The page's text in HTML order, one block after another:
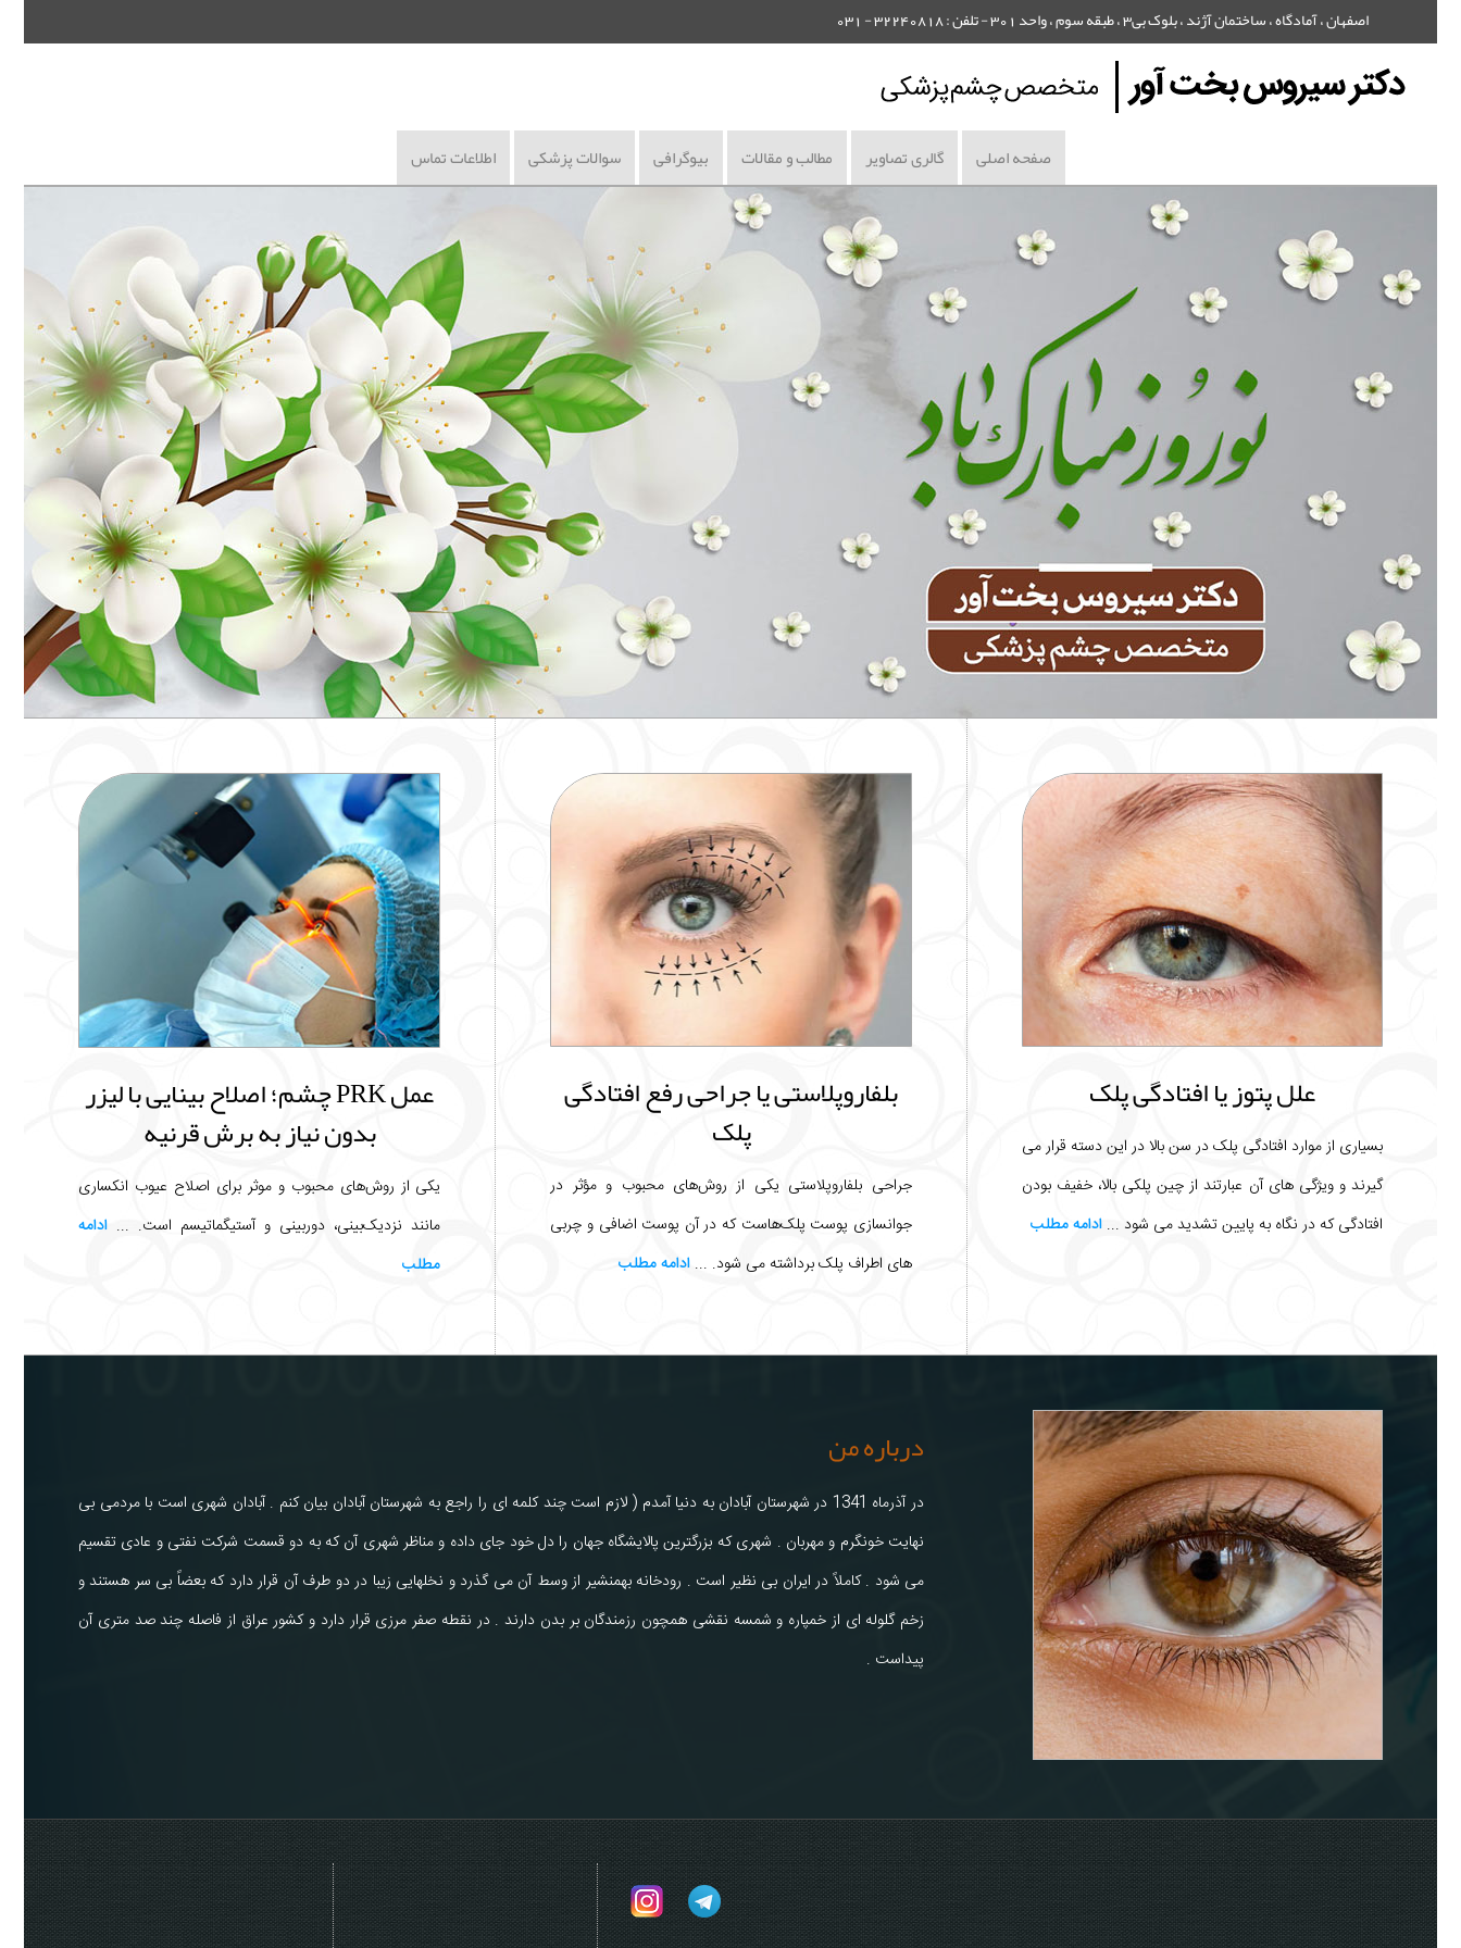
اصفهان ، آمادگاه ، ساختمان آژند ، بلوک بی3 ، طبقه سوم ، واحد 301 - تلفن : 32240818 - 031
صفحه اصلی گالری تصاویر مطالب و مقالات بیوگرافی سوالات پزشکی اطلاعات تماس
علل پتوز یا افتادگی پلک
بسیاری از موارد افتادگی پلک در سن بالا در این دسته قرار می
گیرند و ویژگی های آن عبارتند از چین پلکی بالا، خفیف بودن
افتادگی که در نگاه به پایین تشدید می شود ... ادامه مطلب
بلفاروپلاستی یا جراحی رفع افتادگی
پلک
جراحی بلفاروپلاستی یکی از روش‌های محبوب و مؤثر در
جوانسازی پوست پلک‌هاست که در آن پوست اضافی و چربی
های اطراف پلک برداشته می شود. ...ادامه مطلب
عمل PRK چشم؛ اصلاح بینایی با لیزر
بدون نیاز به برش قرنیه
یکی از روش‌های محبوب و موثر برای اصلاح عیوب انکساری
مانند نزدیک‌بینی، دوربینی و آستیگماتیسم است. ... ادامه
مطلب
درباره من
در آذرماه 1341 در شهرستان آبادان به دنیا آمدم ( لازم است چند کلمه ای را راجع به شهرستان آبادان بیان کنم . آبادان شهری است با مردمی بی
نهایت خونگرم و مهربان . شهری که بزرگترین پالایشگاه جهان را دل خود جای داده و مناظر شهری آن که به دو قسمت شرکت نفتی و عادی تقسیم
می شود . کاملاً در ایران بی نظیر است . رودخانه بهمنشیر از وسط آن می گذرد و نخلهایی زیبا در دو طرف آن قرار دارد که بعضاً بی سر هستند و
زخم گلوله ای از خمپاره و شمسه نقشی همچون رزمندگان بر بدن دارند . در نقطه صفر مرزی قرار دارد و کشور عراق از فاصله چند صد متری آن
پیداست .